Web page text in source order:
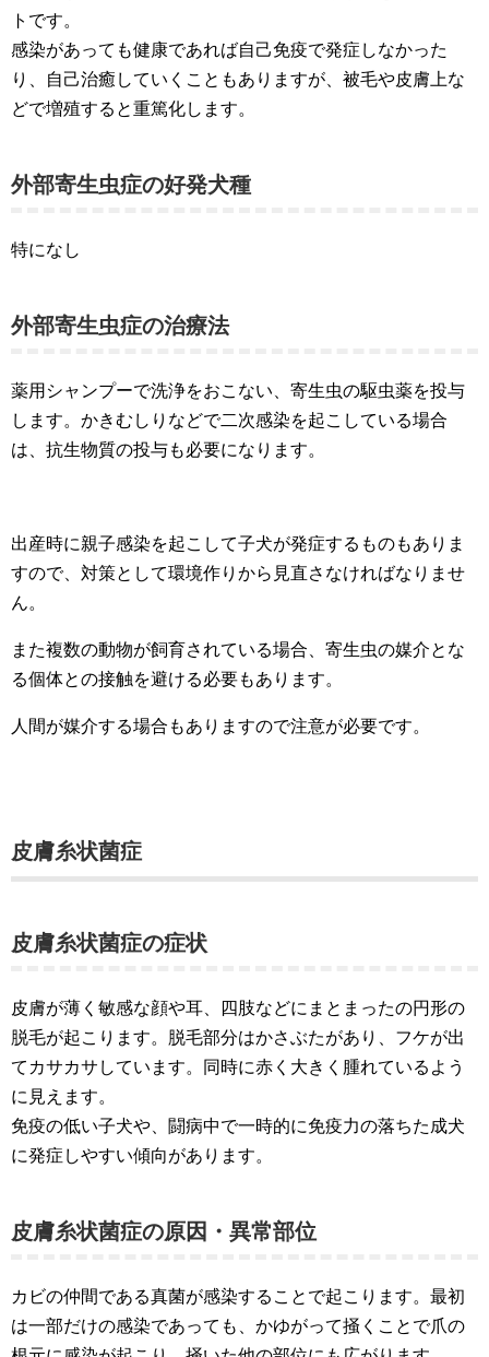
トです。
感染があっても健康であれば自己免疫で発症しなかった
り、自己治癒していくこともありますが、被毛や皮膚上な
どで増殖すると重篤化します。
外部寄生虫症の好発犬種
特になし
外部寄生虫症の治療法
薬用シャンプーで洗浄をおこない、寄生虫の駆虫薬を投与
します。かきむしりなどで二次感染を起こしている場合
は、抗生物質の投与も必要になります。
出産時に親子感染を起こして子犬が発症するものもありま
すので、対策として環境作りから見直さなければなりませ
ん。
また複数の動物が飼育されている場合、寄生虫の媒介とな
る個体との接触を避ける必要もあります。
人間が媒介する場合もありますので注意が必要です。
皮膚糸状菌症
皮膚糸状菌症の症状
皮膚が薄く敏感な顔や耳、四肢などにまとまったの円形の
脱毛が起こります。脱毛部分はかさぶたがあり、フケが出
てカサカサしています。同時に赤く大きく腫れているよう
に見えます。
免疫の低い子犬や、闘病中で一時的に免疫力の落ちた成犬
に発症しやすい傾向があります。
皮膚糸状菌症の原因・異常部位
カビの仲間である真菌が感染することで起こります。最初
は一部だけの感染であっても、かゆがって掻くことで爪の